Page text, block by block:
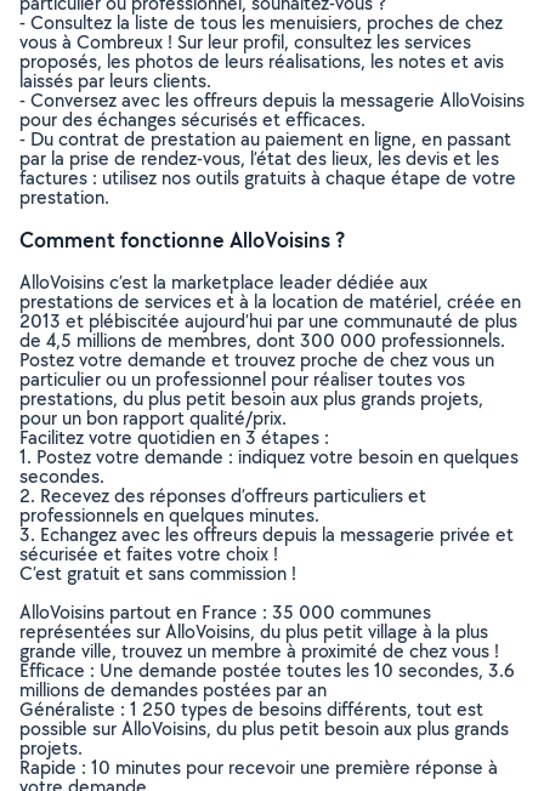
- Consultez la liste de tous les menuisiers, proches de chez
vous à Combreux ! Sur leur profil, consultez les services
proposés, les photos de leurs réalisations, les notes et avis
laissés par leurs clients.
- Conversez avec les offreurs depuis la messagerie AlloVoisins
pour des échanges sécurisés et efficaces.
- Du contrat de prestation au paiement en ligne, en passant
par la prise de rendez-vous, l’état des lieux, les devis et les
factures : utilisez nos outils gratuits à chaque étape de votre
prestation.
Comment fonctionne AlloVoisins ?
AlloVoisins c’est la marketplace leader dédiée aux
prestations de services et à la location de matériel, créée en
2013 et plébiscitée aujourd’hui par une communauté de plus
de 4,5 millions de membres, dont 300 000 professionnels.
Postez votre demande et trouvez proche de chez vous un
particulier ou un professionnel pour réaliser toutes vos
prestations, du plus petit besoin aux plus grands projets,
pour un bon rapport qualité/prix.
Facilitez votre quotidien en 3 étapes :
1. Postez votre demande : indiquez votre besoin en quelques
secondes.
2. Recevez des réponses d’offreurs particuliers et
professionnels en quelques minutes.
3. Echangez avec les offreurs depuis la messagerie privée et
sécurisée et faites votre choix !
C’est gratuit et sans commission !
AlloVoisins partout en France : 35 000 communes
représentées sur AlloVoisins, du plus petit village à la plus
grande ville, trouvez un membre à proximité de chez vous !
Efficace : Une demande postée toutes les 10 secondes, 3.6
millions de demandes postées par an
Généraliste : 1 250 types de besoins différents, tout est
possible sur AlloVoisins, du plus petit besoin aux plus grands
projets.
Rapide : 10 minutes pour recevoir une première réponse à